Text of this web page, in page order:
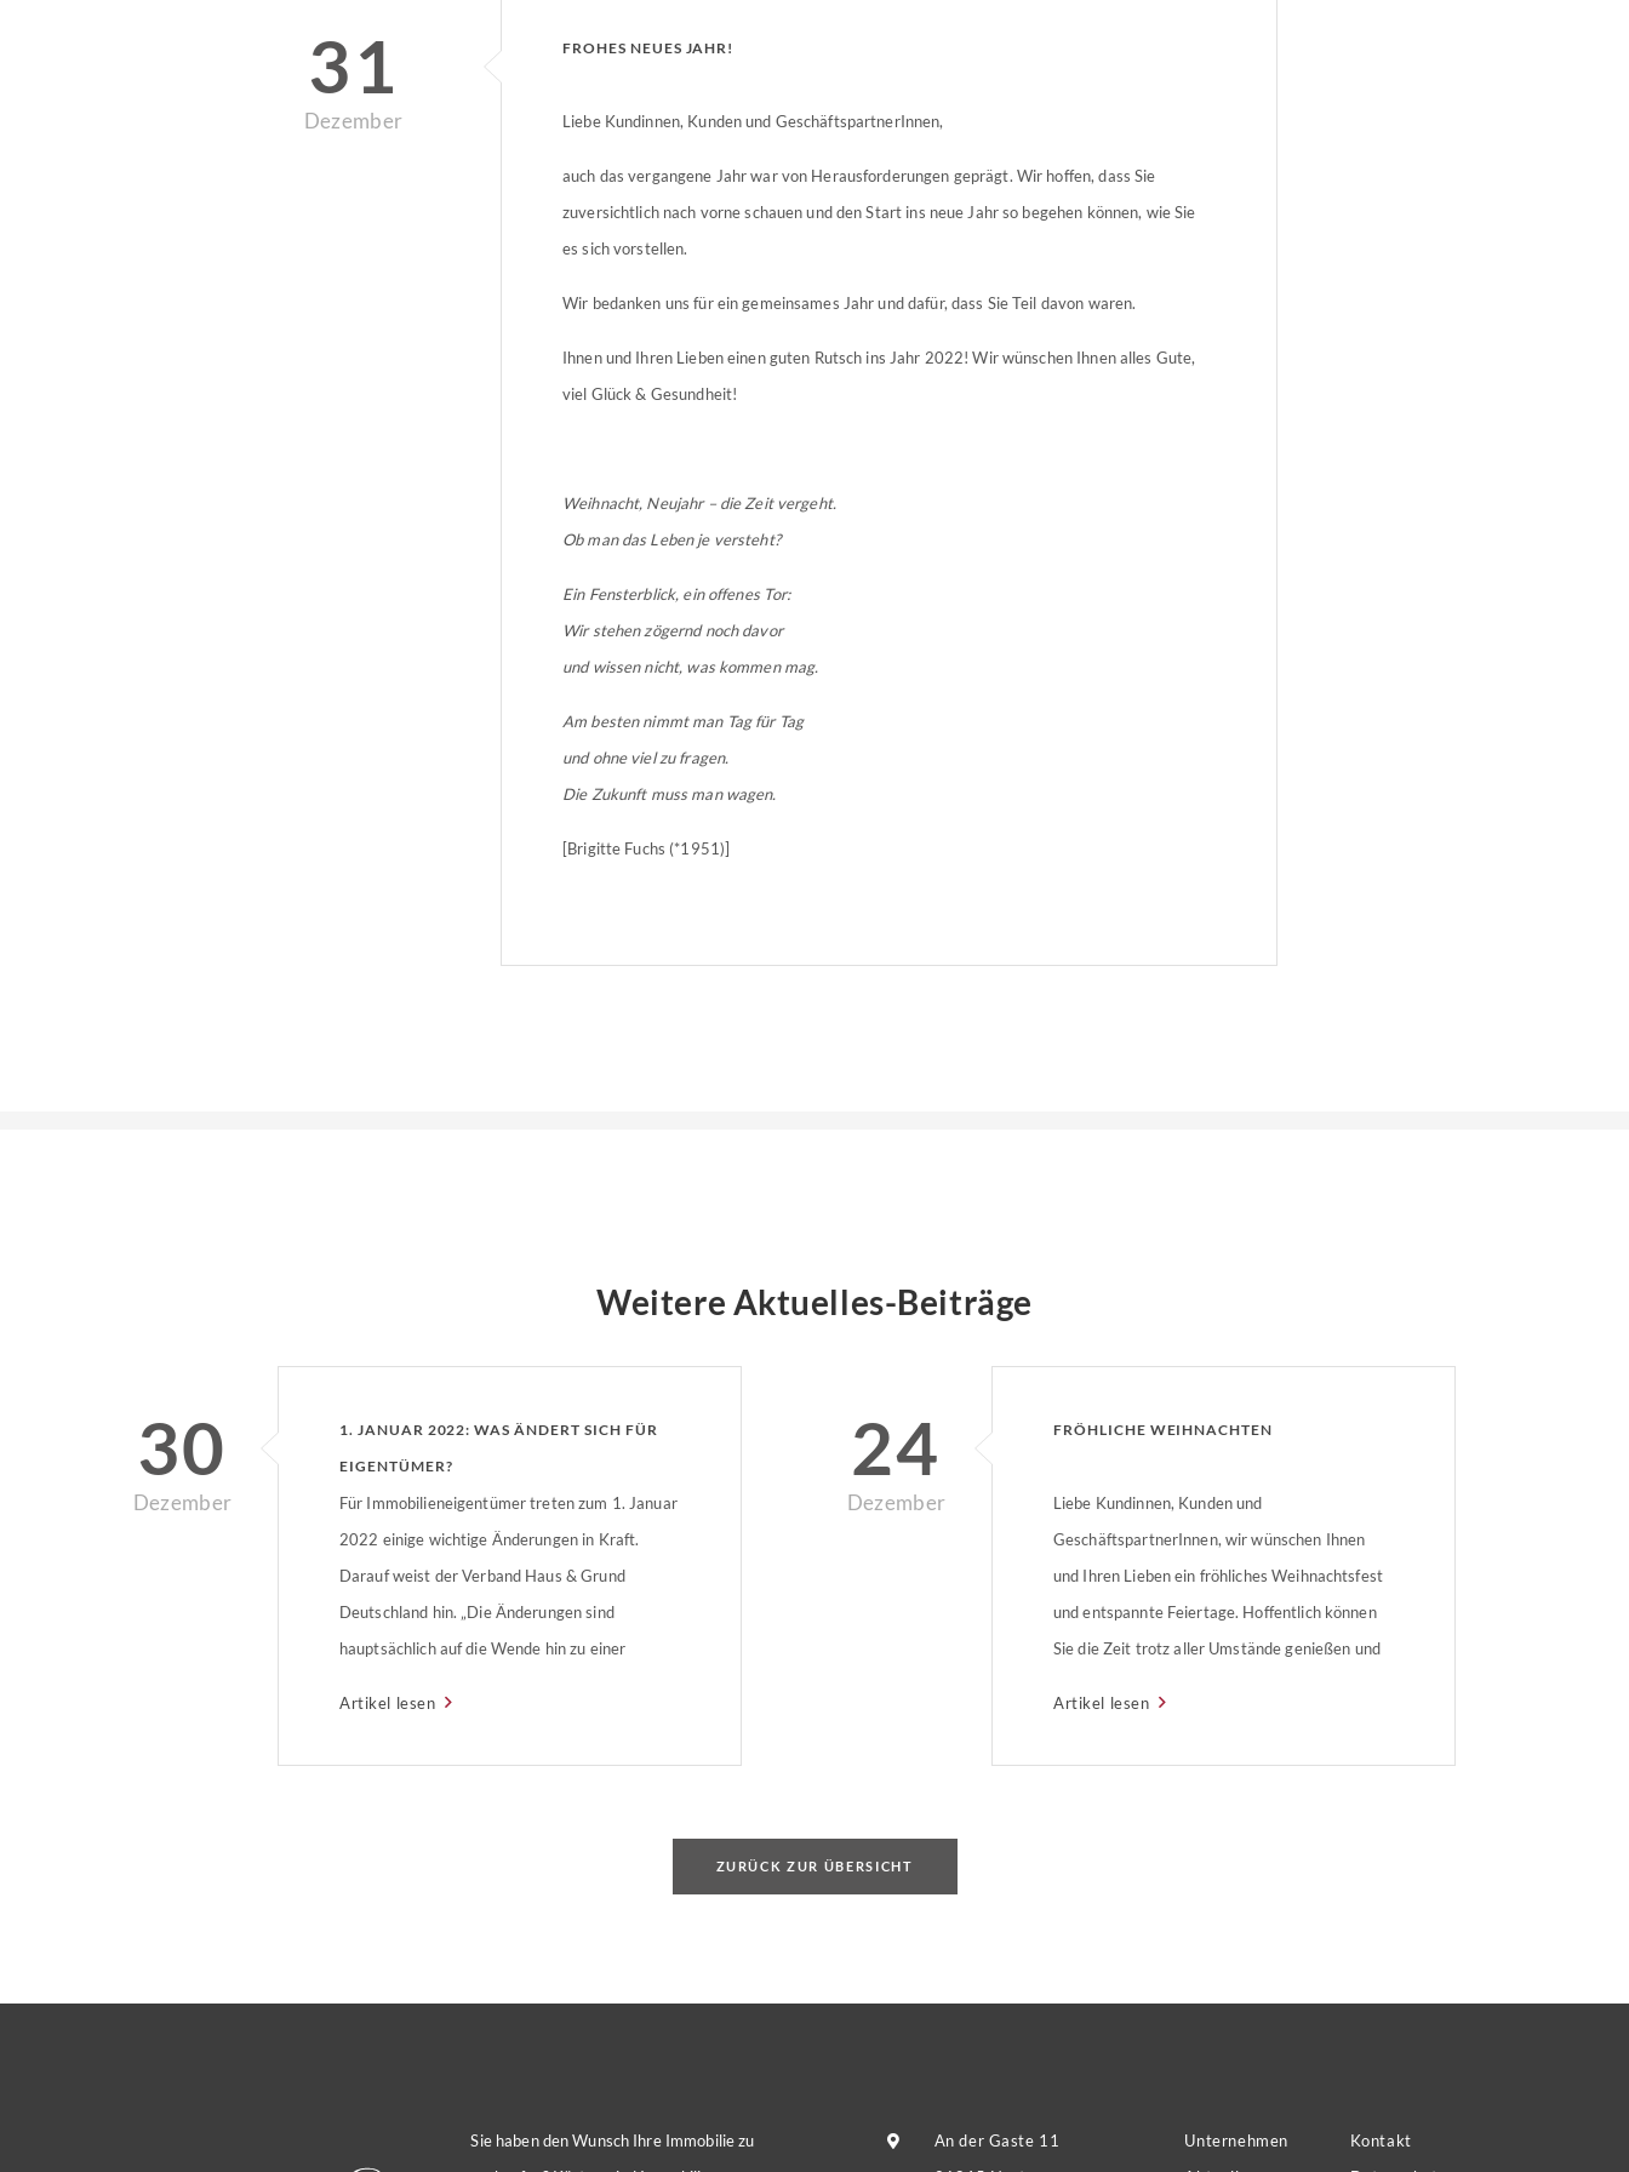
31
Dezember
FROHES NEUES JAHR!
Liebe Kundinnen, Kunden und GeschäftspartnerInnen,
auch das vergangene Jahr war von Herausforderungen geprägt. Wir hoffen, dass Sie
zuversichtlich nach vorne schauen und den Start ins neue Jahr so begehen können, wie Sie
es sich vorstellen.
Wir bedanken uns für ein gemeinsames Jahr und dafür, dass Sie Teil davon waren.
Ihnen und Ihren Lieben einen guten Rutsch ins Jahr 2022! Wir wünschen Ihnen alles Gute,
viel Glück & Gesundheit!
Weihnacht, Neujahr – die Zeit vergeht.
Ob man das Leben je versteht?
Ein Fensterblick, ein offenes Tor:
Wir stehen zögernd noch davor
und wissen nicht, was kommen mag.
Am besten nimmt man Tag für Tag
und ohne viel zu fragen.
Die Zukunft muss man wagen.
[Brigitte Fuchs (*1951)]
Weitere Aktuelles-Beiträge
30
Dezember
1. JANUAR 2022: WAS ÄNDERT SICH FÜR
EIGENTÜMER?
Für Immobilieneigentümer treten zum 1. Januar
2022 einige wichtige Änderungen in Kraft.
Darauf weist der Verband Haus & Grund
Deutschland hin. „Die Änderungen sind
hauptsächlich auf die Wende hin zu einer
Artikel lesen
24
Dezember
FRÖHLICHE WEIHNACHTEN
Liebe Kundinnen, Kunden und
GeschäftspartnerInnen, wir wünschen Ihnen
und Ihren Lieben ein fröhliches Weihnachtsfest
und entspannte Feiertage. Hoffentlich können
Sie die Zeit trotz aller Umstände genießen und
Artikel lesen
ZURÜCK ZUR ÜBERSICHT
Sie haben den Wunsch Ihre Immobilie zu
An der Gaste 11
Unternehmen
Kontakt